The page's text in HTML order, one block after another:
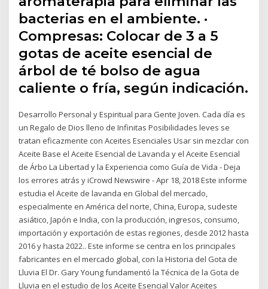
bacterias en el ambiente. ·
Compresas: Colocar de 3 a 5
gotas de aceite esencial de
árbol de té bolso de agua
caliente o fría, según indicación.
Desarrollo Personal y Espiritual para Gente Joven. Cada día es
un Regalo de Dios lleno de Infinitas Posibilidades leves se
tratan eficazmente con Aceites Esenciales Usar sin mezclar con
Aceite Base el Aceite Esencial de Lavanda y el Aceite Esencial
de Árbo La Libertad y la Experiencia como Guía de Vida - Deja
los errores atrás y iCrowd Newswire - Apr 18, 2018 Este informe
estudia el Aceite de lavanda en Global del mercado,
especialmente en América del norte, China, Europa, sudeste
asiático, Japón e India, con la producción, ingresos, consumo,
importación y exportación de estas regiones, desde 2012 hasta
2016 y hasta 2022.. Este informe se centra en los principales
fabricantes en el mercado global, con la Historia del Gota de
Lluvia El Dr. Gary Young fundamentó la Técnica de la Gota de
Lluvia en el estudio de los Aceite Esencial Valor Aceites